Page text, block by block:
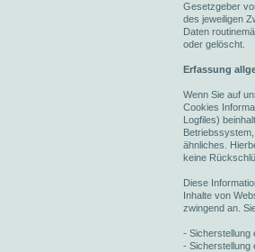
Gesetzgeber
des jeweiligen
Daten
oder gelöscht.
Erfassung
Wenn Sie auf
Cookies
Logfiles)
ähnliches.
keine
Diese
Inhalte von
zwingend an.
- Sicherstellung
- Sicherstellung